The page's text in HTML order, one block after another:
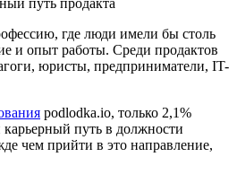
путь продакта
где люди имели бы столь
и опыт работы. Среди продактов
юристы, предприниматели, IT-
podlodka.io, только 2,1%
путь в должности
чем прийти в это направление,